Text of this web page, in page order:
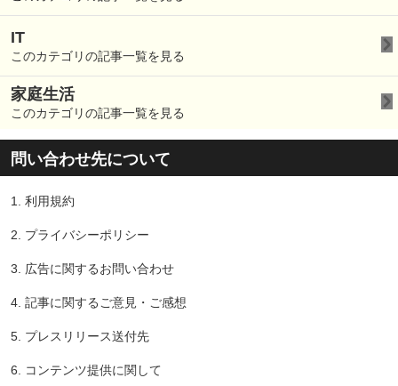
IT
このカテゴリの記事一覧を見る
家庭生活
このカテゴリの記事一覧を見る
問い合わせ先について
1. 利用規約
2. プライバシーポリシー
3. 広告に関するお問い合わせ
4. 記事に関するご意見・ご感想
5. プレスリリース送付先
6. コンテンツ提供に関して